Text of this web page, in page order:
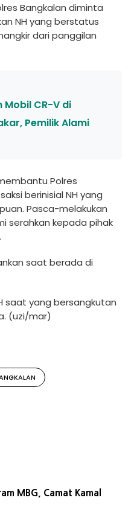
Bangkalan diminta
NH yang berstatus
dari panggilan
CR-V di
Pemilik Alami
Polres
berinisial NH yang
Pasca-melakukan
serahkan kepada pihak
saat berada di
saat yang bersangkutan
(uzi/mar)
MBG, Camat Kamal